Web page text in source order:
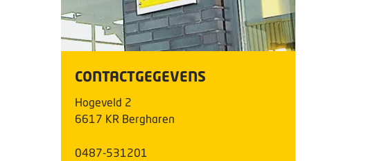
CONTACTGEGEVENS
Hogeveld 2
6617 KR Bergharen
0487-531201